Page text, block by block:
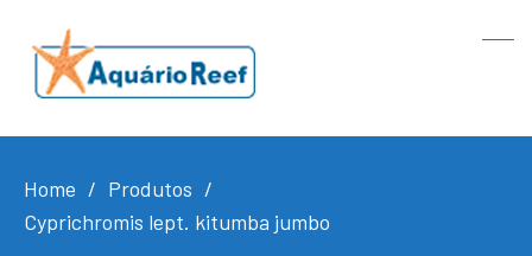
Home
Produtos
Cyprichromis lept. kitumba jumbo